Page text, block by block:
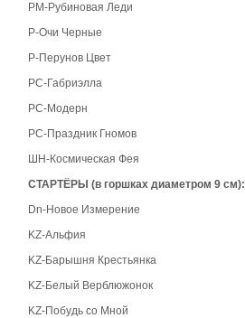
РМ-Рубиновая Леди
Р-Очи Черные
Р-Перунов Цвет
РС-Габриэлла
РС-Модерн
РС-Праздник Гномов
ШН-Космическая Фея
СТАРТЁРЫ (в горшках диаметром 9 см):
Dn-Новое Измерение
KZ-Альфия
KZ-Барышня Крестьянка
KZ-Белый Верблюжонок
KZ-Побудь со Мной